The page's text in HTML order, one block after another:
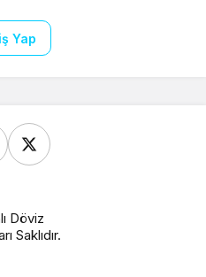
Yap
Döviz
Saklıdır.